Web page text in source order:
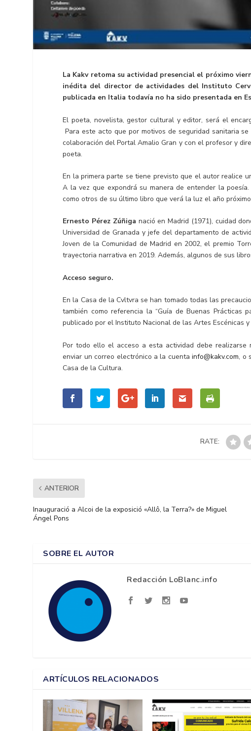
La Kakv retoma su actividad presencial el próximo
inédita del director de actividades del Instituto
publicada en Italia todavía no ha sido presentada en
El poeta, novelista, gestor cultural y editor, será el
Para este acto que por motivos de seguridad sanitaria
colaboración del Portal Amalio Gran y con el profesor y
poeta.
En la primera parte se tiene previsto que el autor realice
A la vez que expondrá su manera de entender la
como otros de su último libro que verá la luz el año
Ernesto Pérez Zúñiga nació en Madrid (1971), cuidad
Universidad de Granada y jefe del departamento de
Joven de la Comunidad de Madrid en 2002, el premio
trayectoria narrativa en 2019. Además, algunos de sus
Acceso seguro.
En la Casa de la Cvltvra se han tomado todas las
también como referencia la “Guía de Buenas Prácticas
publicado por el Instituto Nacional de las Artes Escénicas
Por todo ello el acceso a esta actividad debe realizarse
enviar un correo electrónico a la cuentainfo@kakv.com, o
Casa de la Cultura.
RATE:
ANTERIOR
Inauguració a Alcoi de la exposició «Allô, la Terra?» de Miguel
Ángel Pons
SOBRE EL AUTOR
Redacción LoBlanc.info
ARTÍCULOS RELACIONADOS